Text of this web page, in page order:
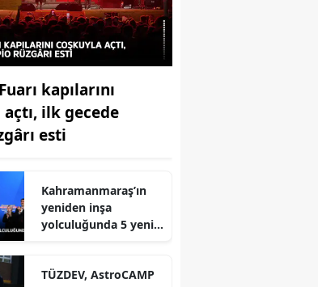
kapılarını
ilk gecede
esti
Kahramanmaraş’ın
yeniden inşa
yolculuğunda 5 yeni
TÜZDEV, AstroCAMP